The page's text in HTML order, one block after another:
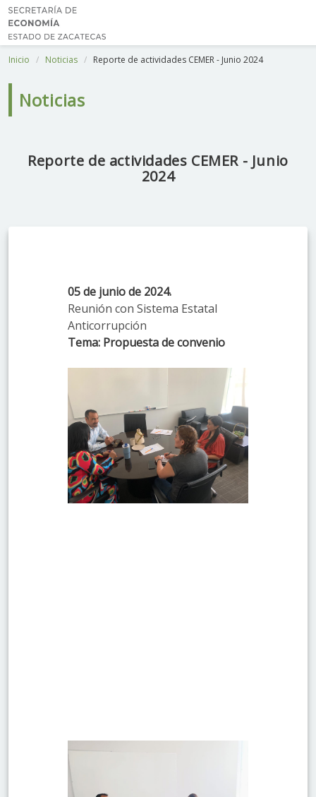
Inicio Noticias Reporte de actividades CEMER - Junio 2024
Noticias
Reporte de actividades CEMER - Junio
2024
05 de junio de 2024.
Reunión con Sistema Estatal
Anticorrupción
Tema: Propuesta de convenio